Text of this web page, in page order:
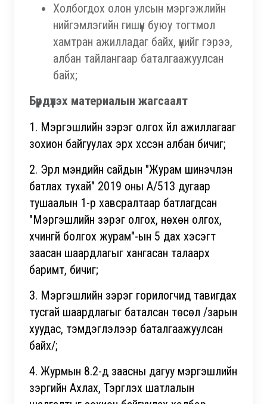
Холбогдох олон улсын мэргэжлийн
нийгэмлэгийн гишүүн буюу тогтмол
хамтран ажилладаг байх, үүнийг гэрээ,
албан тайлангаар баталгаажуулсан
байх;
Бүрдүүлэх материалын жагсаалт
1. Мэргэшлийн зэрэг олгох үйл ажиллагааг
зохион байгуулах эрх хүссэн албан бичиг;
2. Эрүүл мэндийн сайдын "Журам шинэчлэн
батлах тухай" 2019 оны А/513 дугаар
тушаалын 1-р хавсралтаар батлагдсан
"Мэргэшлийн зэрэг олгох, нөхөн олгох,
хүчингүй болгох журам"-ын 5 дах хэсэгт
заасан шаардлагыг хангасан талаарх
баримт, бичиг;
3. Мэргэшлийн зэрэг горилогчид тавигдах
тусгай шаардлагыг баталсан төсөл /зарын
хуудас, тэмдэглэлээр баталгаажуулсан
байх/;
4. Журмын 8.2-д заасны дагуу мэргэшлийн
зэргийн Ахлах, Тэргүүлэх шатлалын